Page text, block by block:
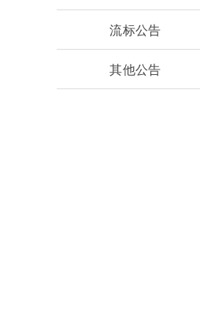
流标公告
其他公告